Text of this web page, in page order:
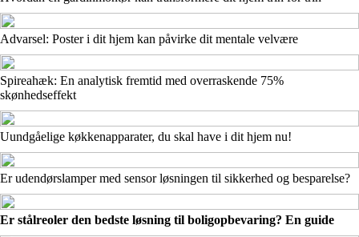
Advarsel: Poster i dit hjem kan påvirke dit mentale velvære
Spireahæk: En analytisk fremtid med overraskende 75%
skønhedseffekt
Uundgåelige køkkenapparater, du skal have i dit hjem nu!
Er udendørslamper med sensor løsningen til sikkerhed og besparelse?
Er stålreoler den bedste løsning til boligopbevaring? En guide